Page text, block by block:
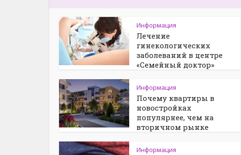
Информация
Лечение
гинекологических
заболеваний в центре
«Семейный доктор»
Информация
Почему квартиры в
новостройках
популярнее, чем на
вторичном рынке
Информация